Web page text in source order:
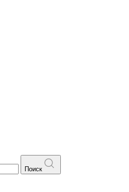
Поиск